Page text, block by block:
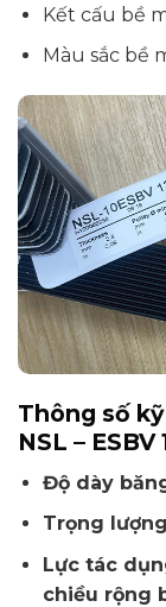
Kết cấu bề
Màu sắc bề
Thông số
NSL – ESBV
Độ dày
Trọng
Lực tác
chiều rộng